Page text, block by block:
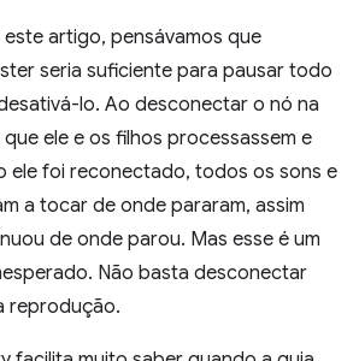
artigo, pensávamos que
seria suficiente para pausar todo
lo. Ao desconectar o nó na
ele e os filhos processassem e
ele foi reconectado, todos os sons e
a tocar de onde pararam, assim
de onde parou. Mas esse é um
Não basta desconectar
reprodução.